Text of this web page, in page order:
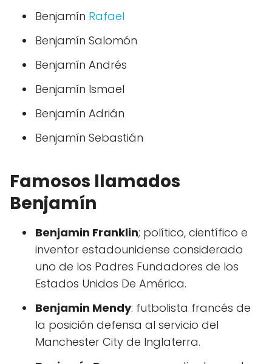
Benjamín Rafael
Benjamín Salomón
Benjamín Andrés
Benjamín Ismael
Benjamín Adrián
Benjamín Sebastián
Famosos llamados
Benjamín
Benjamin Franklin; político, científico e
inventor estadounidense considerado
uno de los Padres Fundadores de los
Estados Unidos De América.
Benjamin Mendy: futbolista francés de
la posición defensa al servicio del
Manchester City de Inglaterra.